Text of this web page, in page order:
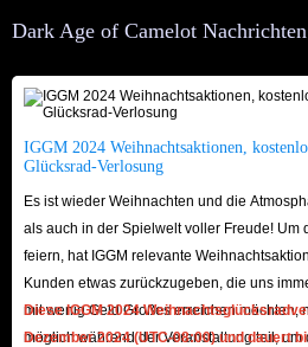
Menge DAOC Platinum zu erhalten,
IGGM.com versuchen.
Verkaufe Günstigstes
Albion/Hibernia/Midgard -
Obwohl der Wert von DAOC Platinum
dies nicht das Beharren von IGGM darauf,
Preis zu verkaufen.
Das ausreichende DAOC Platinum-
Dark Age of Camelot Nachrichten
IGGM 2024 Weihnachtsaktionen,
Glücksrad-Verlosung
Es ist wieder Weihnachten und die
als auch in der Spielwelt voller Freude! Um
feiern, hat IGGM relevante
Kunden etwas zurückzugeben, die uns
mit wenig Geld Großes erreichen möchten,
möglich während der Veranstaltung teil,
Diese IGGM 2024
Dezember 2024 (UTC-08:00) und dauert